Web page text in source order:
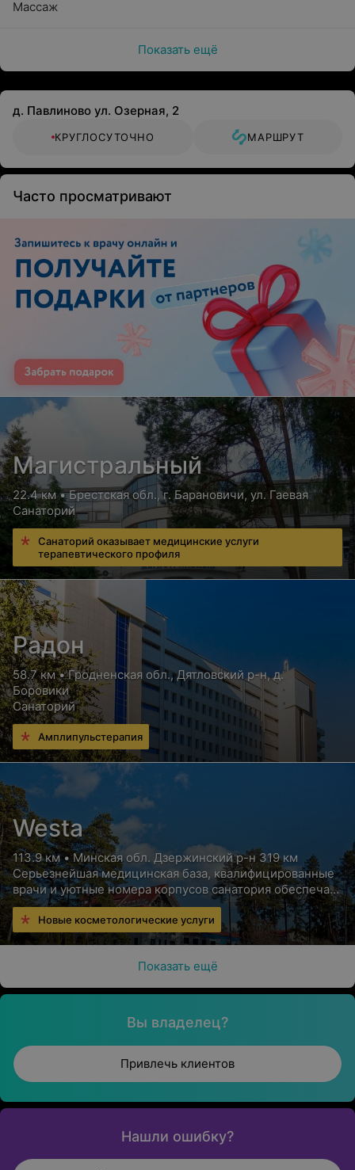
Массаж
Показать ещё
д. Павлиново ул. Озерная, 2
КРУГЛОСУТОЧНО МАРШРУТ
Часто просматривают
Магистральный
22.4 км • Брестская обл., г. Барановичи, ул. Гаевая
Санаторий
Санаторий оказывает медицинские услуги
терапевтического профиля
Радон
58.7 км • Гродненская обл., Дятловский р-н, д.
Боровики
Санаторий
Амплипульстерапия
Westa
113.9 км • Минская обл. Дзержинский р-н 319 км
Серьезнейшая медицинская база, квалифицированные
врачи и уютные номера корпусов санатория обеспечат
Вам высококлассный отдых с пользой для здоровья
Новые косметологические услуги
Показать ещё
Вы владелец?
Привлечь клиентов
Нашли ошибку?